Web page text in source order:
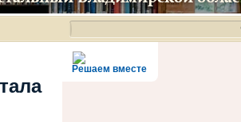
Решаем вместе